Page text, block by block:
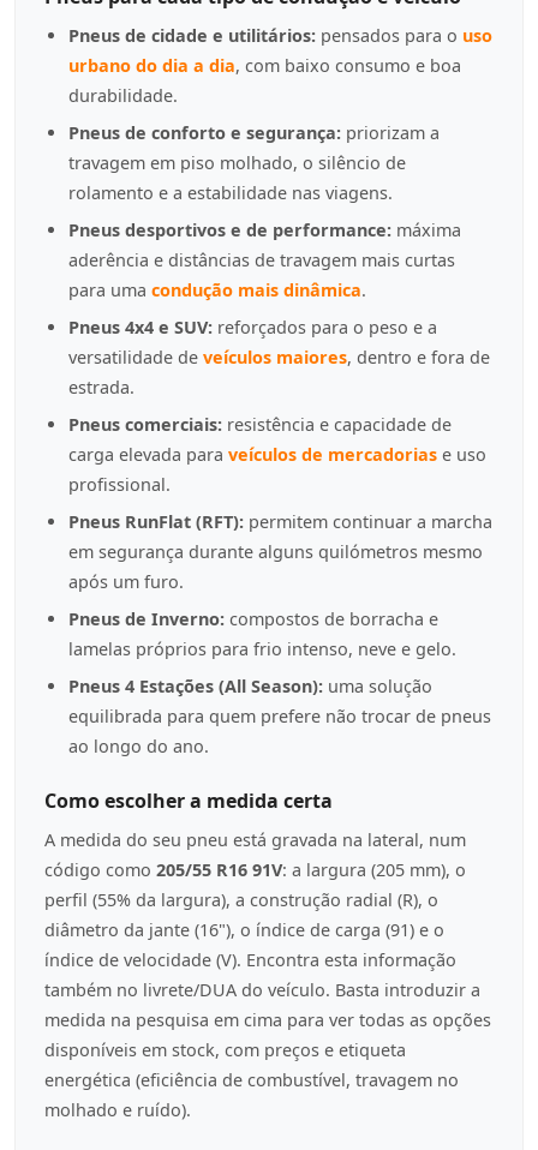
Pneus de cidade e utilitários: pensados para o uso
urbano do dia a dia, com baixo consumo e boa
durabilidade.
Pneus de conforto e segurança: priorizam a
travagem em piso molhado, o silêncio de
rolamento e a estabilidade nas viagens.
Pneus desportivos e de performance: máxima
aderência e distâncias de travagem mais curtas
para uma condução mais dinâmica.
Pneus 4x4 e SUV: reforçados para o peso e a
versatilidade de veículos maiores, dentro e fora de
estrada.
Pneus comerciais: resistência e capacidade de
carga elevada para veículos de mercadorias e uso
profissional.
Pneus RunFlat (RFT): permitem continuar a marcha
em segurança durante alguns quilómetros mesmo
após um furo.
Pneus de Inverno: compostos de borracha e
lamelas próprios para frio intenso, neve e gelo.
Pneus 4 Estações (All Season): uma solução
equilibrada para quem prefere não trocar de pneus
ao longo do ano.
Como escolher a medida certa
A medida do seu pneu está gravada na lateral, num
código como 205/55 R16 91V: a largura (205 mm), o
perfil (55% da largura), a construção radial (R), o
diâmetro da jante (16"), o índice de carga (91) e o
índice de velocidade (V). Encontra esta informação
também no livrete/DUA do veículo. Basta introduzir a
medida na pesquisa em cima para ver todas as opções
disponíveis em stock, com preços e etiqueta
energética (eficiência de combustível, travagem no
molhado e ruído).